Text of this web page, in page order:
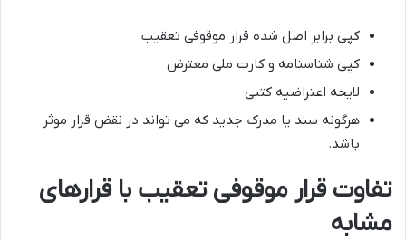
کپی برابر اصل شده قرار موقوفی تعقیب
کپی شناسنامه و کارت ملی معترض
لایحه اعتراضیه کتبی
هرگونه سند یا مدرک جدید که می تواند در نقض قرار موثر
باشد.
تفاوت قرار موقوفی تعقیب با قرارهای
مشابه